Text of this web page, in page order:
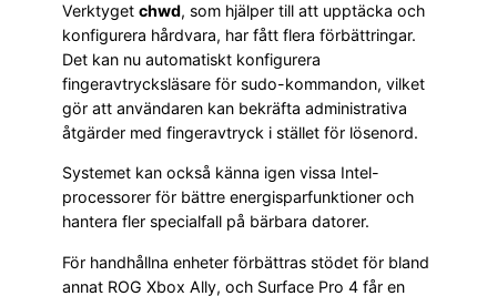
Verktyget chwd, som hjälper till att upptäcka och
konfigurera hårdvara, har fått flera förbättringar.
Det kan nu automatiskt konfigurera
fingeravtrycksläsare för sudo-kommandon, vilket
gör att användaren kan bekräfta administrativa
åtgärder med fingeravtryck i stället för lösenord.
Systemet kan också känna igen vissa Intel-
processorer för bättre energisparfunktioner och
hantera fler specialfall på bärbara datorer.
För handhållna enheter förbättras stödet för bland
annat ROG Xbox Ally, och Surface Pro 4 får en